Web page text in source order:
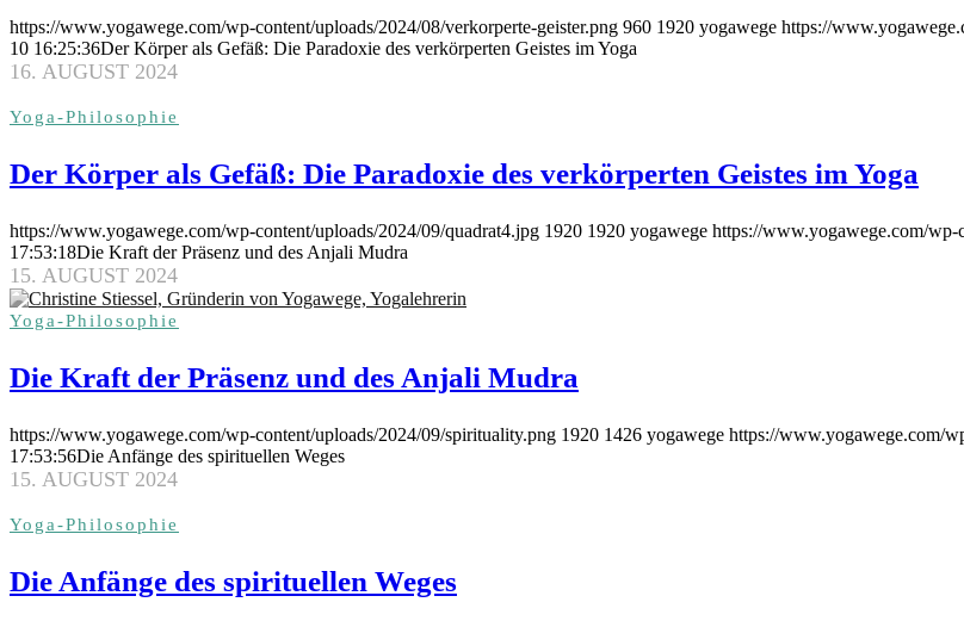
Yoga-Philosophie
Der Körper als Gefäß: Die Paradoxie des verkörperten Geistes im Yoga
16. AUGUST 2024
https://www.yogawege.com/wp-content/uploads/2024/08/verkorperte-geister.png 960 1920 yogawege https://
10 16:25:36Der Körper als Gefäß: Die Paradoxie des verkörperten Geistes im Yoga
Yoga-Philosophie
Die Kraft der Präsenz und des Anjali Mudra
15. AUGUST 2024
https://www.yogawege.com/wp-content/uploads/2024/09/quadrat4.jpg 1920 1920 yogawege https://www.yogawege.com/wp-
17:53:18Die Kraft der Präsenz und des Anjali Mudra
Yoga-Philosophie
Die Anfänge des spirituellen Weges
15. AUGUST 2024
https://www.yogawege.com/wp-content/uploads/2024/09/spirituality.png 1920 1426 yogawege https://www.yogawege.com/
17:53:56Die Anfänge des spirituellen Weges